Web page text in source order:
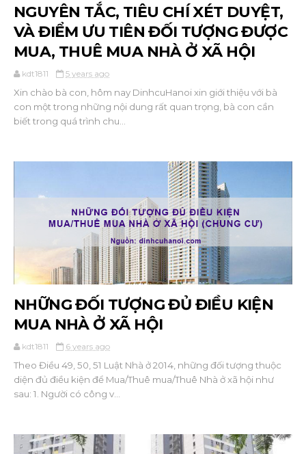
NGUYÊN TẮC, TIÊU CHÍ XÉT DUYỆT,
VÀ ĐIỂM ƯU TIÊN ĐỐI TƯỢNG ĐƯỢC
MUA, THUÊ MUA NHÀ Ở XÃ HỘI
kdt1811 5 years ago
Xin chào bà con, hôm nay DinhcuHanoi xin giới thiệu với bà
con một trong những nội dung rất quan trọng, bà con cần
biết trong quá trình chu...
NHỮNG ĐỐI TƯỢNG ĐỦ ĐIỀU KIỆN
MUA NHÀ Ở XÃ HỘI
kdt1811 6 years ago
Theo Điều 49, 50, 51 Luật Nhà ở 2014, những đối tượng thuộc
diện đủ điều kiện để Mua/Thuê mua/Thuê Nhà ở xã hội như
sau: 1. Người có công v...